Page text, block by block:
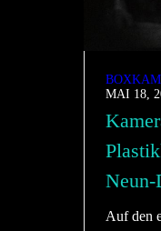
MAI 18,
Neun-
Auf den